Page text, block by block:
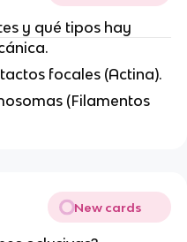
y qué tipos hay
focales (Actina).
(Filamentos
New cards